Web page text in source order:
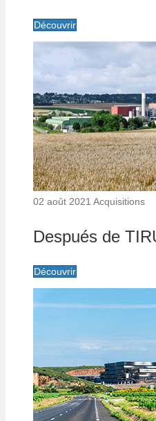
Découvrir
02 août 2021 Acquisitions
Después de
Découvrir